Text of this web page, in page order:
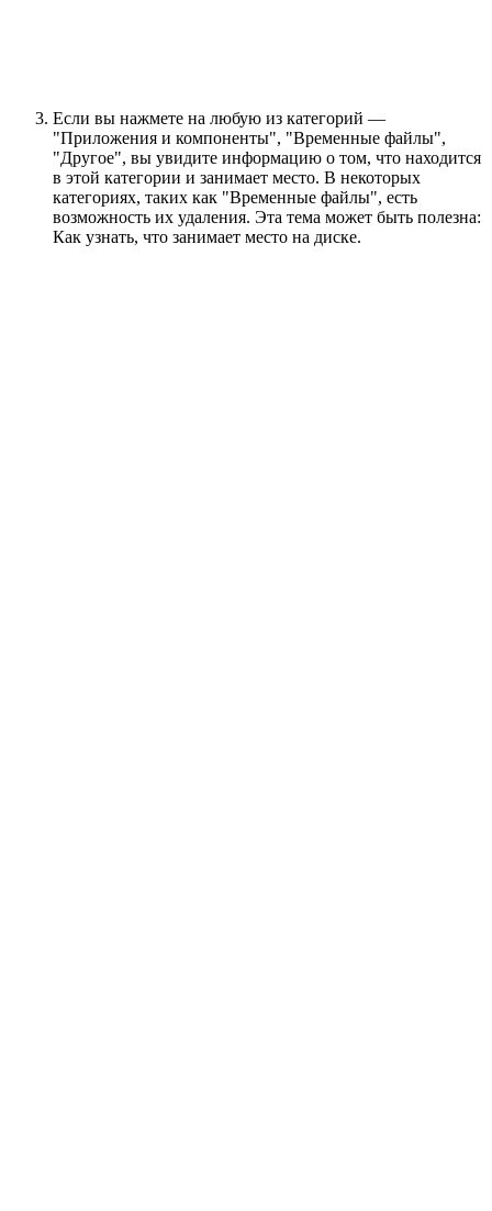
Если вы нажмете на любую из категорий —
"Приложения и компоненты", "Временные файлы",
"Другое", вы увидите информацию о том, что находится
в этой категории и занимает место. В некоторых
категориях, таких как "Временные файлы", есть
возможность их удаления. Эта тема может быть полезна:
Как узнать, что занимает место на диске.